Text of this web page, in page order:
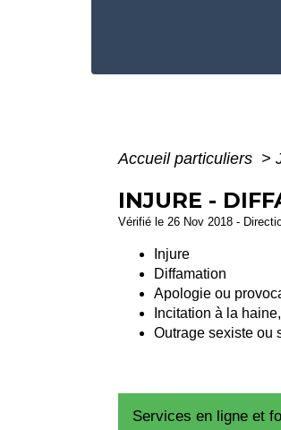
Accueil particuliers >
INJURE -
Vérifié le 26 Nov 2018 -
Injure
Diffamation
Apologie ou
Incitation à la
Outrage sexiste ou
Services en ligne et